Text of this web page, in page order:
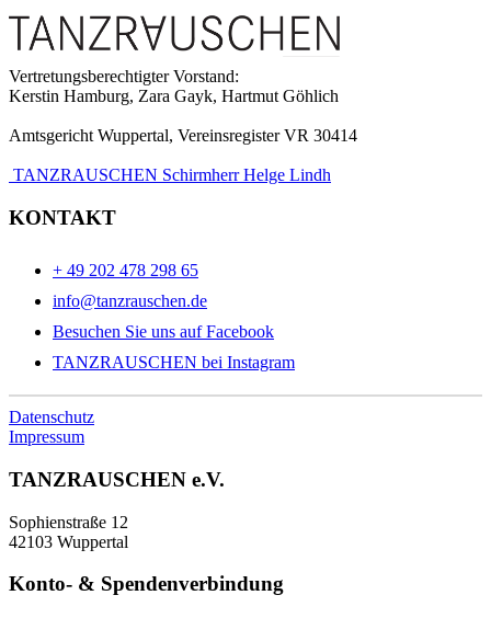
Vertretungsberechtigter Vorstand:
Kerstin Hamburg, Zara Gayk, Hartmut Göhlich
Amtsgericht Wuppertal, Vereinsregister VR 30414
TANZRAUSCHEN Schirmherr Helge Lindh
KONTAKT
+ 49 202 478 298 65
info@tanzrauschen.de
Besuchen Sie uns auf Facebook
TANZRAUSCHEN bei Instagram
Datenschutz
Impressum
TANZRAUSCHEN e.V.
Sophienstraße 12
42103 Wuppertal
Konto- & Spendenverbindung